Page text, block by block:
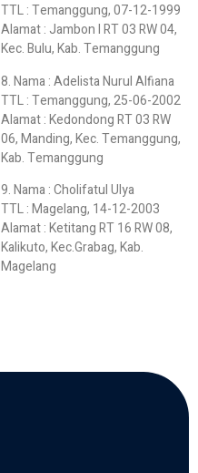
TTL : Temanggung, 07-12-1999
Alamat : Jambon I RT 03 RW 04,
Kec. Bulu, Kab. Temanggung
8. Nama : Adelista Nurul Alfiana
TTL : Temanggung, 25-06-2002
Alamat : Kedondong RT 03 RW
06, Manding, Kec. Temanggung,
Kab. Temanggung
9. Nama : Cholifatul Ulya
TTL : Magelang, 14-12-2003
Alamat : Ketitang RT 16 RW 08,
Kalikuto, Kec.Grabag, Kab.
Magelang